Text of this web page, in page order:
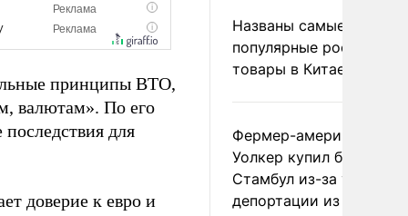
принципы ВТО,
валютам». По его
для
доверие к евро и
Названы самые
популярные российские
товары в Китае
Фермер-американец
Уолкер купил билет в
Стамбул из-за угрозы
депортации из России